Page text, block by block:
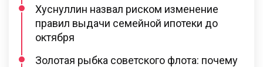
Хуснуллин назвал риском изменение
правил выдачи семейной ипотеки до
октября
Золотая рыбка советского флота: почему